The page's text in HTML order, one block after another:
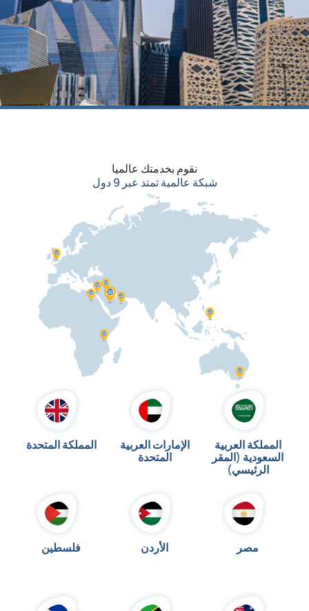
تأسست في عام ٢٠٠٧ في الرياض بالمملكة
العربية السعودية، لتجسد روح الابتكار وريادة
الأعمال العالمية، وبفضل فريق عمل مبدع
وعمليات فعال وأدوات تقنية متطورة أصبحنا
نقوم بخدمتك عالميا
شبكة عالمية تمتد عبر 9 دول
المملكة العربية
السعودية (المقر
الرئيسي)
الإمارات العربية
المتحدة
المملكة المتحدة
مصر الأردن فلسطين